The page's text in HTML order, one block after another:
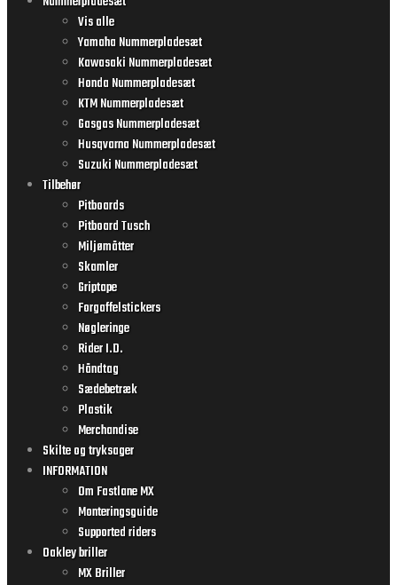
Vis alle
Yamaha Nummerpladesæt
Kawasaki Nummerpladesæt
Honda Nummerpladesæt
KTM Nummerpladesæt
Gasgas Nummerpladesæt
Husqvarna Nummerpladesæt
Suzuki Nummerpladesæt
Tilbehør
Pitboards
Pitboard Tusch
Miljømåtter
Skamler
Griptape
Forgaffelstickers
Nøgleringe
Rider I.D.
Håndtag
Sædebetræk
Plastik
Merchandise
Skilte og tryksager
INFORMATION
Om Fastlane MX
Monteringsguide
Supported riders
Oakley briller
MX Briller